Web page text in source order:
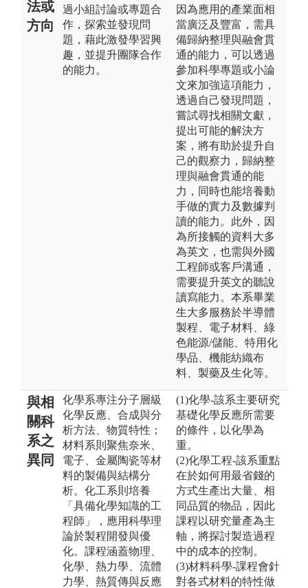
法或
方向
過小組討論或專題合
作，探索並發現問
題，藉此激發學習興
趣，並提升團隊合作
的能力。
因為應用的產業面相
當廣泛及豐富，需具
備歸納整理與融會貫
通的能力，可以透過
參加科學專題或小論
文來加強這項能力，
透過自己發現問題，
嘗試尋找相關文獻，
提出可能的解決方
案，將有助於提升自
己的觀察力，歸納整
理與融會貫通的能
力，同時也能培養動
手做的實力及數據判
讀的能力。此外，因
為所接觸的資料大多
為英文，也需與外國
工程師或客戶溝通，
需要提升英文的聽說
讀寫能力。本系畢業
生大多服務於半導體
製程、電子材料、綠
色能源/儲能、特用化
學品、機能紡織布
料、製藥及生化等。
與相
關科
系之
異同
化學系專注分子層級
化學反應、合成與分
析方法、物質特性；
材料系則聚焦奈米、
電子、金屬陶瓷等材
料的製備與結構分
析。化工系則培養
「具備化學知識的工
程師」，應用科學理
論於製程開發與優
化。課程涵蓋物理、
化學、熱力學、流體
力學、熱質傳與反應
(1)化學-該系主要研究
基礎化學反應所需要
的條件，以化學為
重。
(2)化學工程-該系重點
在於如何用最省錢的
方式生產出大量、相
同品質的物品，因此
課程以研究量產為主
軸，將探討製造過程
中的成本的控制。
(3)材料科學-課程會針
對各式材料的特性做